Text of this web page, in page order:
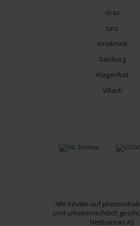
Graz
Linz
Innsbruck
Salzburg
Klagenfurt
Villach
Alle Inhalte auf
sind urheberrechtlich
Nettbureau AS